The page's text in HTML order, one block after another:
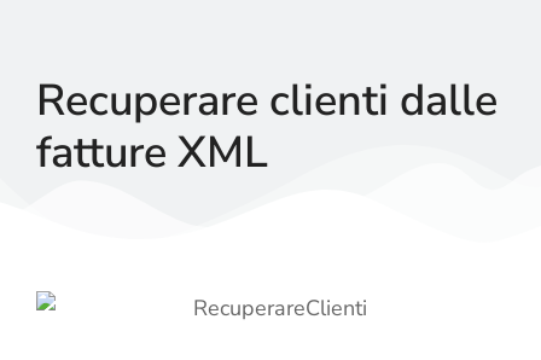
Recuperare clienti dalle
fatture XML